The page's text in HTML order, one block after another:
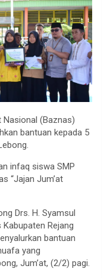
(Baznas)
bantuan kepada 5
infaq siswa SMP
“Jajan Jum’at
Drs. H. Syamsul
Rejang
bantuan
yang
Jum’at, (2/2) pagi.